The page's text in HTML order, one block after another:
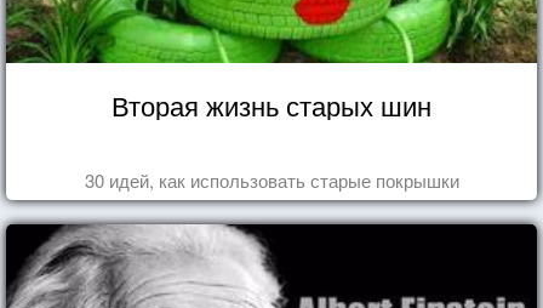
Вторая жизнь старых шин
30 идей, как использовать старые покрышки